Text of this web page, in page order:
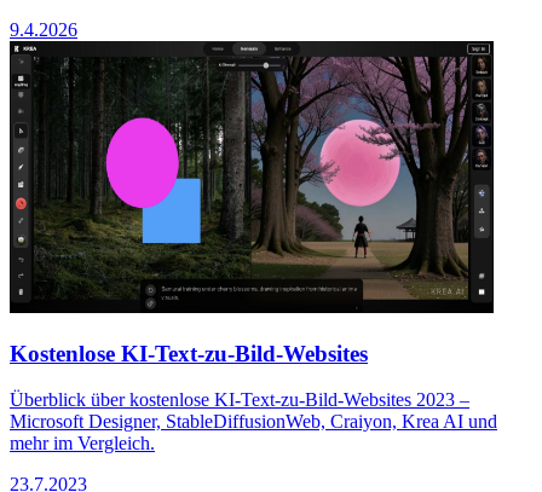
9.4.2026
Kostenlose KI-Text-zu-Bild-Websites
Überblick über kostenlose KI-Text-zu-Bild-Websites 2023 –
Microsoft Designer, StableDiffusionWeb, Craiyon, Krea AI und
mehr im Vergleich.
23.7.2023